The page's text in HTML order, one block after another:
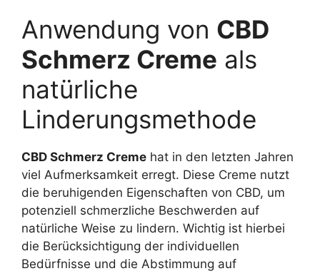
Anwendung von CBD
Schmerz Creme als
natürliche
Linderungsmethode
CBD Schmerz Creme hat in den letzten Jahren
viel Aufmerksamkeit erregt. Diese Creme nutzt
die beruhigenden Eigenschaften von CBD, um
potenziell schmerzliche Beschwerden auf
natürliche Weise zu lindern. Wichtig ist hierbei
die Berücksichtigung der individuellen
Bedürfnisse und die Abstimmung auf